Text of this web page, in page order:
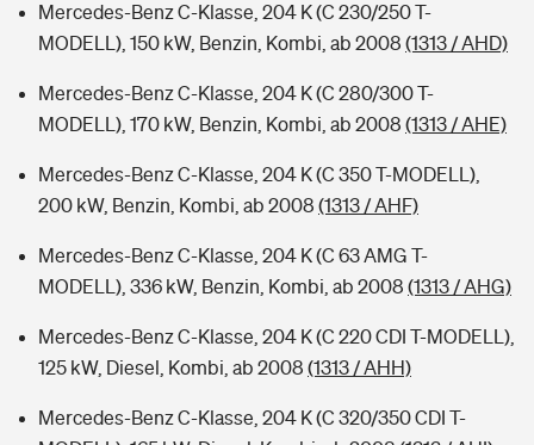
Mercedes-Benz C-Klasse, 204 K (C 230/250 T-
MODELL), 150 kW, Benzin, Kombi, ab 2008 (1313 / AHD)
Mercedes-Benz C-Klasse, 204 K (C 280/300 T-
MODELL), 170 kW, Benzin, Kombi, ab 2008 (1313 / AHE)
Mercedes-Benz C-Klasse, 204 K (C 350 T-MODELL),
200 kW, Benzin, Kombi, ab 2008 (1313 / AHF)
Mercedes-Benz C-Klasse, 204 K (C 63 AMG T-
MODELL), 336 kW, Benzin, Kombi, ab 2008 (1313 / AHG)
Mercedes-Benz C-Klasse, 204 K (C 220 CDI T-MODELL),
125 kW, Diesel, Kombi, ab 2008 (1313 / AHH)
Mercedes-Benz C-Klasse, 204 K (C 320/350 CDI T-